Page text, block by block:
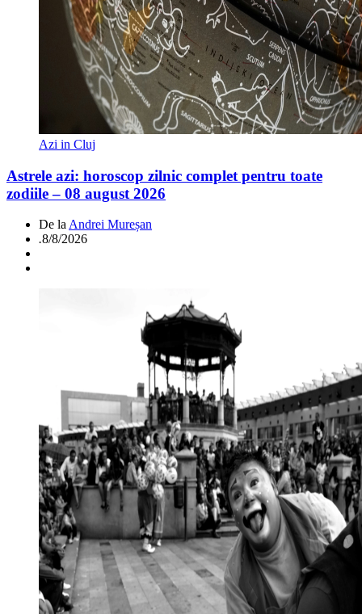
Azi in Cluj
Astrele azi: horoscop zilnic complet pentru toate
zodiile – 08 august 2026
De la Andrei Mureșan
.8/8/2026